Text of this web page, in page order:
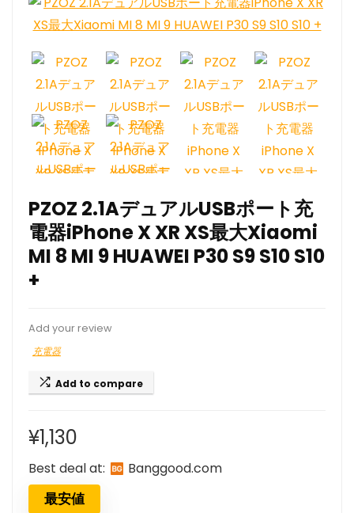
PZOZ 2.1AデュアルUSBポート充
電器iPhone X XR XS最大Xiaomi
MI 8 MI 9 HUAWEI P30 S9 S10 S10
+
Add your review
充電器
Add to compare
¥1,130
Best deal at: banggood.com
最安値